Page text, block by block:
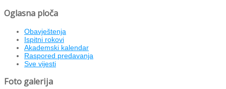
Oglasna ploča
Obavještenja
Ispitni rokovi
Akademski kalendar
Raspored predavanja
Sve vijesti
Foto galerija